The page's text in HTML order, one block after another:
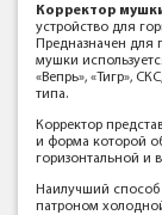
Корректор
устройство для
Предназначен для
мушки
«Вепрь», «Тигр»,
типа.
Корректор
и форма которой
горизонтальной и
Наилучший способ
патроном